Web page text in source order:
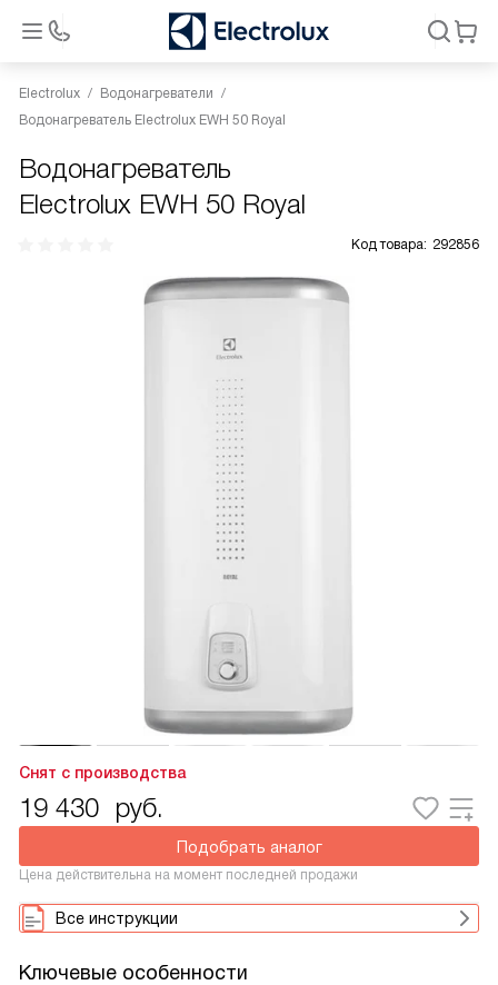
Electrolux
Водонагреватели
Водонагреватель Electrolux EWH 50 Royal
Водонагреватель
Electrolux EWH 50 Royal
Код товара: 292856
Снят с производства
19 430 руб.
Подобрать аналог
Цена действительна на момент последней продажи
Все инструкции
Ключевые особенности